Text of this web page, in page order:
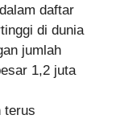
dalam daftar
di dunia
jumlah
1,2 juta
terus